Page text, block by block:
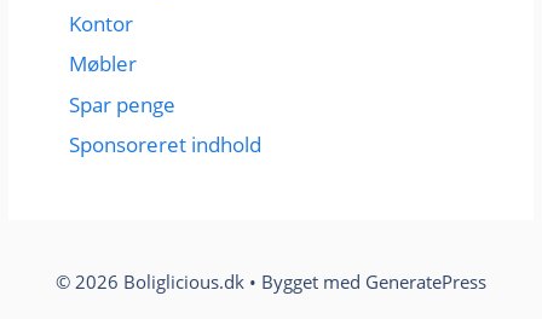
Kontor
Møbler
Spar penge
Sponsoreret indhold
© 2026 Boliglicious.dk • Bygget med GeneratePress